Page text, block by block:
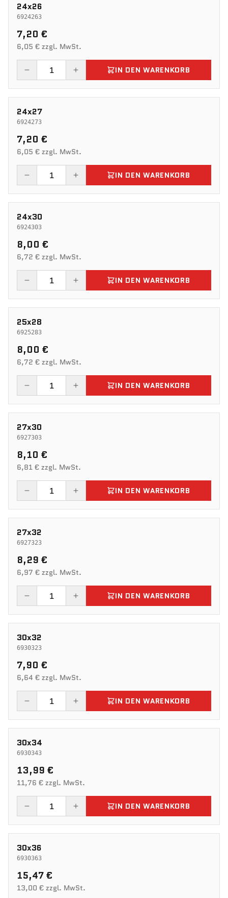
24x26
6924263
7,20 €
6,05 € zzgl. MwSt.
IN DEN WARENKORB
24x27
6924273
7,20 €
6,05 € zzgl. MwSt.
IN DEN WARENKORB
24x30
6924303
8,00 €
6,72 € zzgl. MwSt.
IN DEN WARENKORB
25x28
6925283
8,00 €
6,72 € zzgl. MwSt.
IN DEN WARENKORB
27x30
6927303
8,10 €
6,81 € zzgl. MwSt.
IN DEN WARENKORB
27x32
6927323
8,29 €
6,97 € zzgl. MwSt.
IN DEN WARENKORB
30x32
6930323
7,90 €
6,64 € zzgl. MwSt.
IN DEN WARENKORB
30x34
6930343
13,99 €
11,76 € zzgl. MwSt.
IN DEN WARENKORB
30x36
6930363
15,47 €
13,00 € zzgl. MwSt.